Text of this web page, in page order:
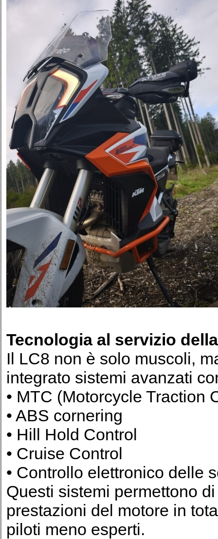
Tecnologia al servizio
Il LC8 non è solo muscoli,
integrato sistemi avanzati
• MTC (Motorcycle Traction
• ABS cornering
• Hill Hold Control
• Cruise Control
• Controllo elettronico delle
Questi sistemi permettono
prestazioni del motore in
piloti meno esperti.